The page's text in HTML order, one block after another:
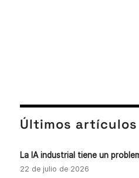
Últimos artículos
La IA industrial tiene un
22 de julio de 2026